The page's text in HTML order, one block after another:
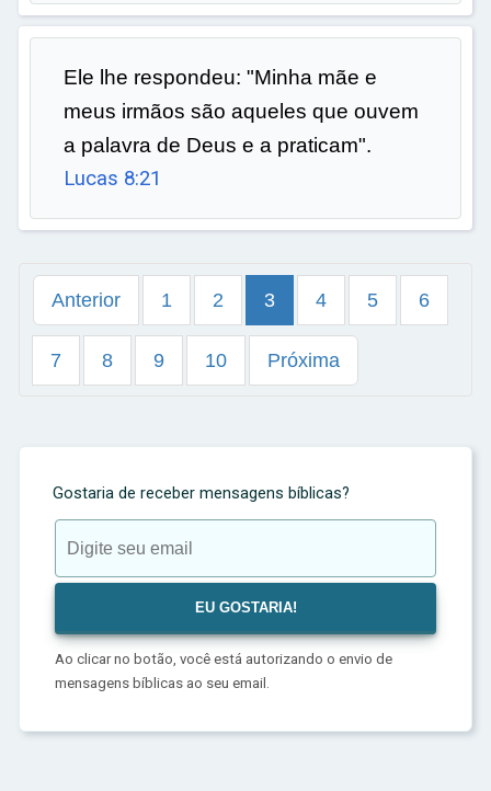
Ele lhe respondeu: "Minha mãe e
meus irmãos são aqueles que ouvem
a palavra de Deus e a praticam".
Lucas 8:21
Anterior 1 2 3 4 5 6
7 8 9 10 Próxima
Gostaria de receber mensagens bíblicas?
Ao clicar no botão, você está autorizando o envio de
mensagens bíblicas ao seu email.